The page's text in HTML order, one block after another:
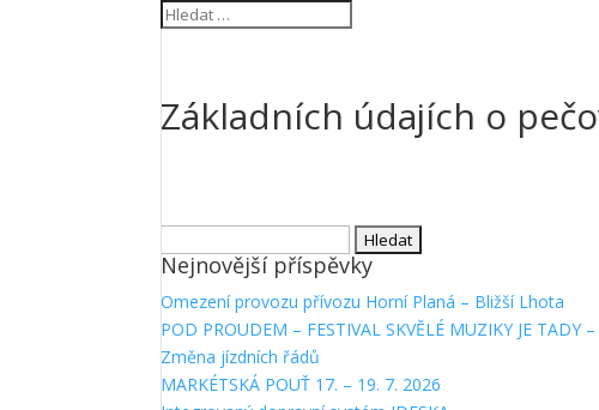
Základních údajích o
Nejnovější příspěvky
Omezení provozu přívozu Horní Planá – Bližší Lhota
POD PROUDEM – FESTIVAL SKVĚLÉ MUZIKY JE TADY
Změna jízdních řádů
MARKÉTSKÁ POUŤ 17. – 19. 7. 2026